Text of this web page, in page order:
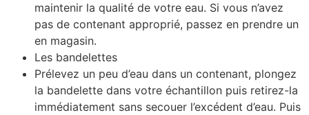
maintenir la qualité de votre eau. Si vous n’avez
pas de contenant approprié, passez en prendre un
en magasin.
Les bandelettes
Prélevez un peu d’eau dans un contenant, plongez
la bandelette dans votre échantillon puis retirez-la
immédiatement sans secouer l’excédent d’eau. Puis